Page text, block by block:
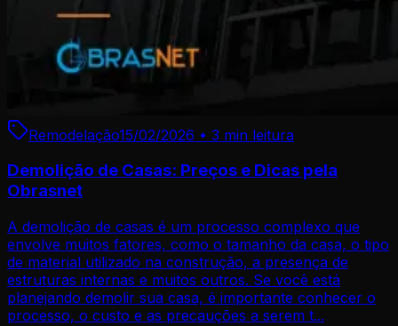
Remodelação15/02/2026 • 3 min leitura
Demolição de Casas: Preços e Dicas pela
Obrasnet
A demolição de casas é um processo complexo que
envolve muitos fatores, como o tamanho da casa, o tipo
de material utilizado na construção, a presença de
estruturas internas e muitos outros. Se você está
planejando demolir sua casa, é importante conhecer o
processo, o custo e as precauções a serem t...